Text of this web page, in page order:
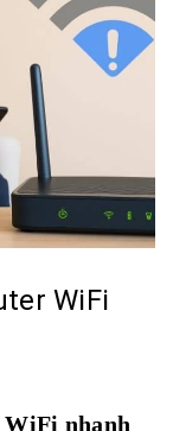
WiFi
nhanh